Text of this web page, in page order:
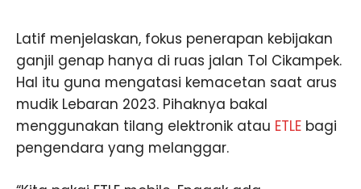
Latif menjelaskan, fokus penerapan kebijakan
ganjil genap hanya di ruas jalan Tol Cikampek.
Hal itu guna mengatasi kemacetan saat arus
mudik Lebaran 2023. Pihaknya bakal
menggunakan tilang elektronik atau ETLE bagi
pengendara yang melanggar.